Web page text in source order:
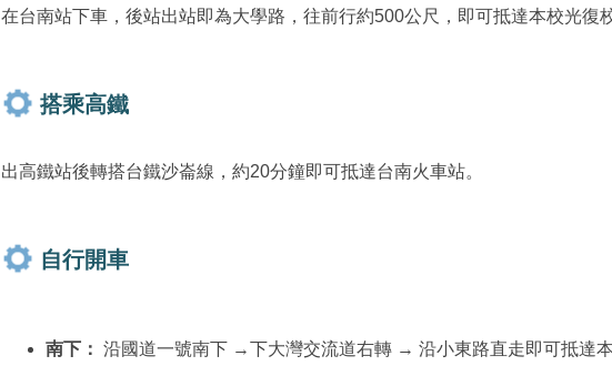
在台南站下車，後站出站即為大學路，往前行約500公尺，即可抵達本校光復
搭乘高鐵
出高鐵站後轉搭台鐵沙崙線，約20分鐘即可抵達台南火車站。
自行開車
南下： 沿國道一號南下 →下大灣交流道右轉 → 沿小東路直走即可抵達